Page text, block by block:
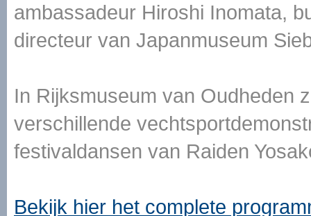
ambassadeur Hiroshi Inomata,
directeur van Japanmuseum
In Rijksmuseum van Oudheden
verschillende
festivaldansen van Raiden
Bekijk hier het complete